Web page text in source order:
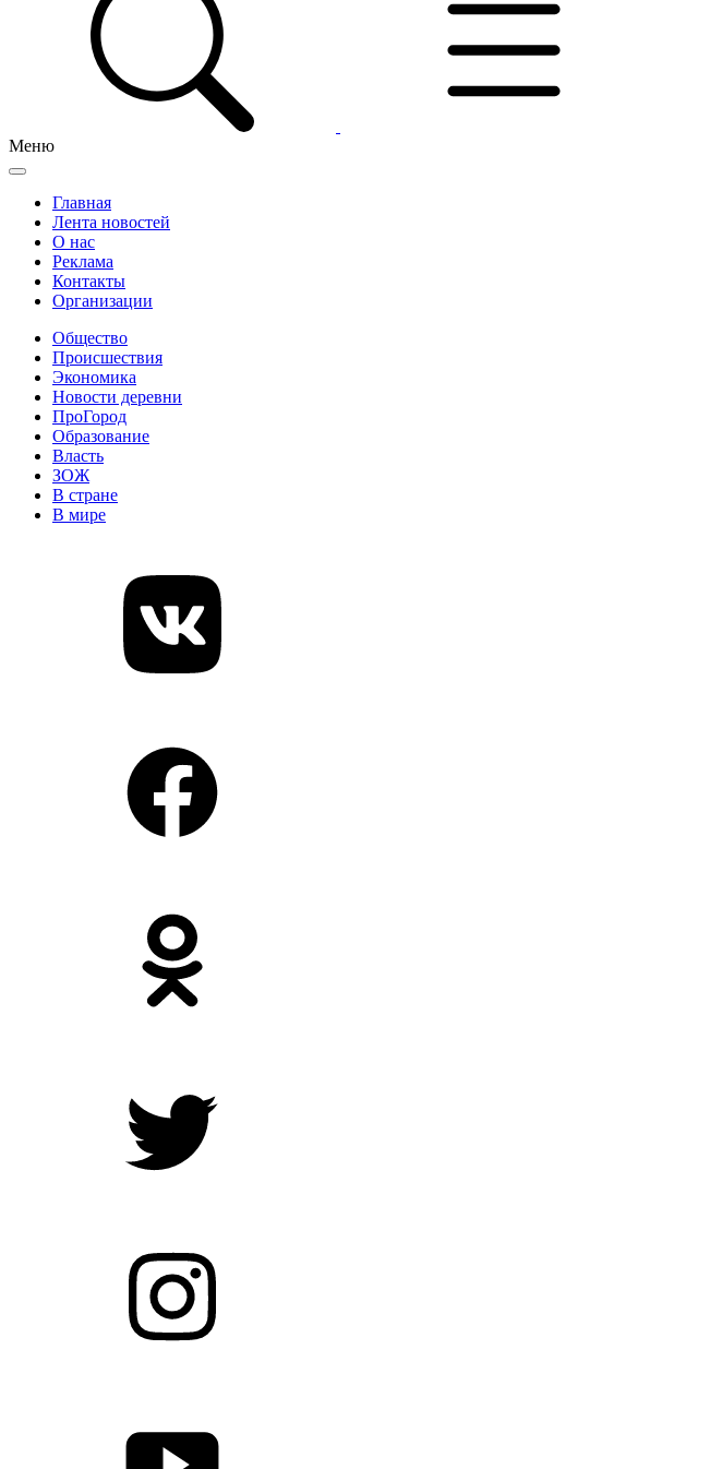
Меню
Главная
Лента новостей
О нас
Реклама
Контакты
Организации
Общество
Происшествия
Экономика
Новости деревни
ПроГород
Образование
Власть
ЗОЖ
В стране
В мире